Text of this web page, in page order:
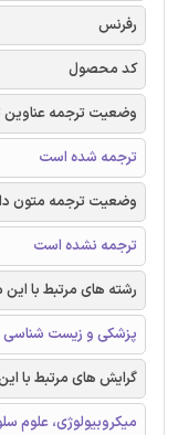
رفرنس
کد محصول
وضعیت ترجمه عناوین
ترجمه شده است
وضعیت ترجمه متون
ترجمه نشده است
رشته های مرتبط با این
پزشکی و زیست شناسی
گرایش های مرتبط با
میکروبیولوژی، علوم